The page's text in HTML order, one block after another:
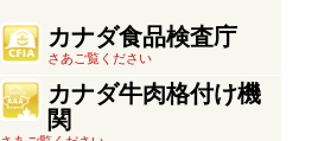
カナダ食品検査庁
さあご覧ください
カナダ牛肉格付け機
関